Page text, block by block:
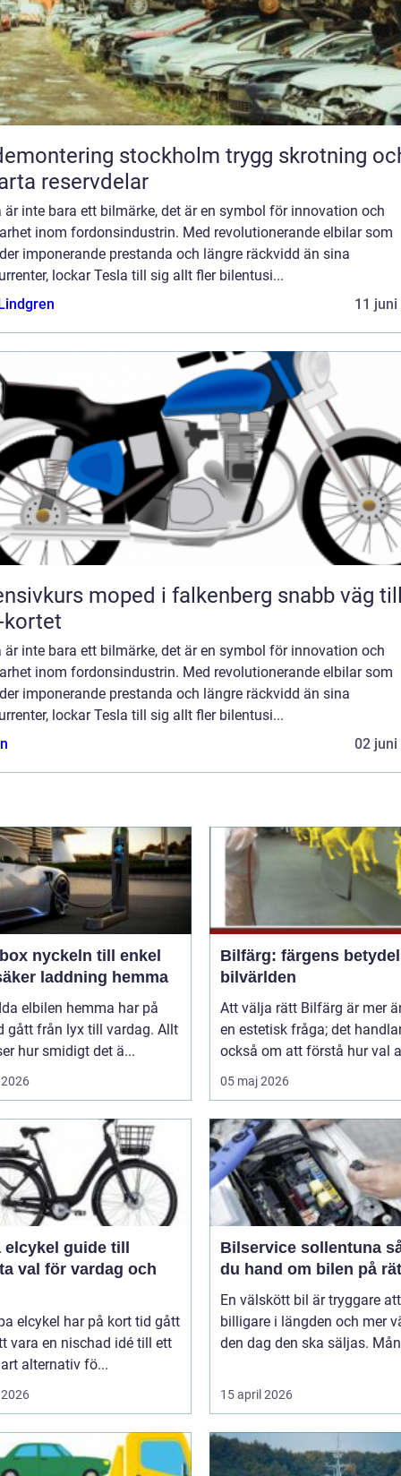
stockholm trygg skrotning och
reservdelar
är inte bara ett bilmärke, det är en symbol för innovation och
inom fordonsindustrin. Med revolutionerande elbilar som
imponerande prestanda och längre räckvidd än sina
lockar Tesla till sig allt fler bilentusi...
11 juni
moped i falkenberg snabb väg till
kortet
är inte bara ett bilmärke, det är en symbol för innovation och
inom fordonsindustrin. Med revolutionerande elbilar som
imponerande prestanda och längre räckvidd än sina
lockar Tesla till sig allt fler bilentusi...
02 juni
till enkel
laddning hemma
elbilen hemma har på
gått från lyx till vardag. Allt
hur smidigt det ä...
Bilfärg: färgens
bilvärlden
Att välja rätt Bilfärg är mer
en estetisk fråga; det
också om att förstå hur val
05 maj 2026
guide till
val för vardag och
elcykel har på kort tid gått
vara en nischad idé till ett
alternativ fö...
Bilservice sollentuna så tar
du hand om bilen på
En välskött bil är tryggare
billigare i längden och mer
den dag den ska säljas.
15 april 2026